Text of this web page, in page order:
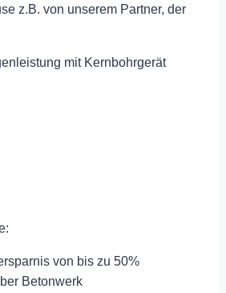
z.B. von unserem Partner, der
mit Kernbohrgerät
von bis zu 50%
Betonwerk